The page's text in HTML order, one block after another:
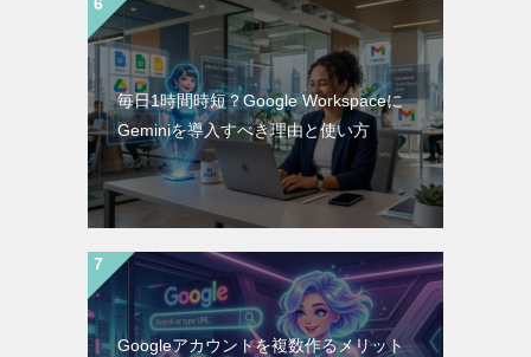
毎日1時間時短？Google Workspaceに
Geminiを導入すべき理由と使い方
Googleアカウントを複数作るメリット